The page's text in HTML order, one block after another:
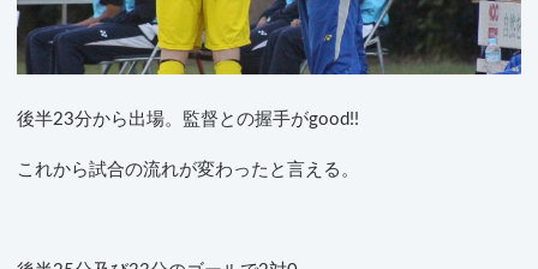
後半23分から出場。監督との握手がgood!!
これから試合の流れが変わったと言える。